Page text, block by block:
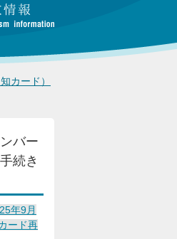
カード）
バー
続き
年9月
ード再